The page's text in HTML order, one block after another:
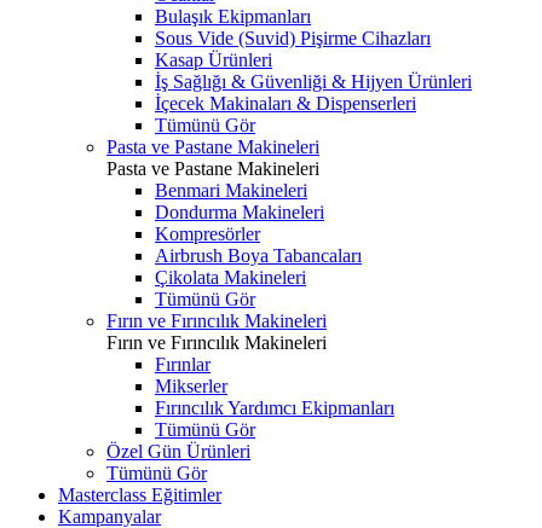
Bulaşık Ekipmanları
Sous Vide (Suvid) Pişirme Cihazları
Kasap Ürünleri
İş Sağlığı & Güvenliği & Hijyen Ürünleri
İçecek Makinaları & Dispenserleri
Tümünü Gör
Pasta ve Pastane Makineleri
Pasta ve Pastane Makineleri
Benmari Makineleri
Dondurma Makineleri
Kompresörler
Airbrush Boya Tabancaları
Çikolata Makineleri
Tümünü Gör
Fırın ve Fırıncılık Makineleri
Fırın ve Fırıncılık Makineleri
Fırınlar
Mikserler
Fırıncılık Yardımcı Ekipmanları
Tümünü Gör
Özel Gün Ürünleri
Tümünü Gör
Masterclass Eğitimler
Kampanyalar